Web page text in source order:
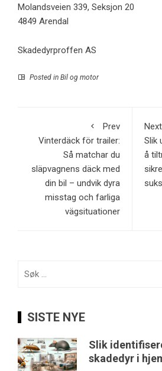
Molandsveien 339, Seksjon 20
4849 Arendal
Skadedyrproffen AS
Posted in Bil og motor
Prev
Vinterdäck för trailer:
Så matchar du
släpvagnens däck med
din bil – undvik dyra
misstag och farliga
vägsituationer
Next
Slik
å
etter:
SISTE NYE
Slik
skadedyr i